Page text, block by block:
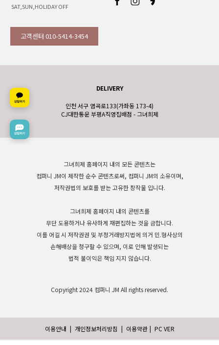
SAT,SUN,HOLIDAY OFF
고객센터 010-5414-3454
DELIVERY
인천 서구 염곡로133(가좌동 173-4)
CJ대한통운 부평A직영집배점 - 그녀희제
그녀희제 홈페이지 내의 모든 콘텐츠는
컴퍼니 JM이 제작한 순수 콘텐츠로써, 컴퍼니 JM의 소유이며,
저작권법의 보호를 받는 고유한 창작물 입니다.
그녀희제 홈페이지 내의 콘텐츠를
무단 도용하거나 유사하게 재편집하는 것을 금합니다.
이를 어길 시 저작권권 및 부정거래방지법에 의거 민.형사상의
손해배상을 청구할 수 있으며, 이로 인해 발생되는
법적 불이익은 책임 지지 않습니다.
Copyright 2024 컴퍼니 JM All rights reserved.
이용안내 | 개인정보처리방침 | 이용약관 | PC VER